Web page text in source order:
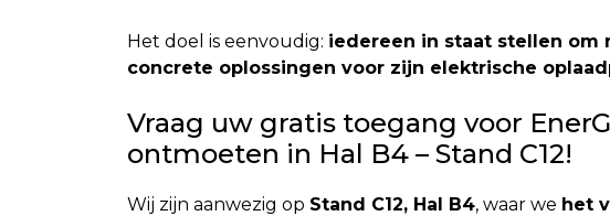
Het doel is eenvoudig: iedereen in staat stellen om
concrete oplossingen voor zijn elektrische
Vraag uw gratis toegang voor
ontmoeten in Hal B4 – Stand C12!
Wij zijn aanwezig op Stand C12, Hal B4, waar we het